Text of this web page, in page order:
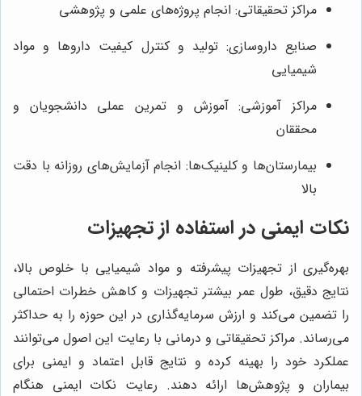
مراکز تحقیقاتی: انجام پروژه‌های علمی و پژوهشی
صنایع داروسازی: تولید و کنترل کیفیت داروها و مواد
شیمیایی
مراکز آموزشی: آموزش و تمرین عملی دانشجویان و
محققان
بیمارستان‌ها و کلینیک‌ها: انجام آزمایش‌های روزانه با دقت
بالا
نکات ایمنی در استفاده از تجهیزات
بهره‌گیری از تجهیزات پیشرفته و مواد شیمیایی با خلوص بالا،
نتایج دقیق، طول عمر بیشتر تجهیزات و کاهش خطرات احتمالی
را تضمین می‌کند و ارزش سرمایه‌گذاری در این حوزه را به حداکثر
می‌رساند. مراکز تحقیقاتی و درمانی با رعایت این اصول می‌توانند
عملکرد خود را بهینه کرده و نتایج قابل اعتماد و ایمنی برای
بیماران و پژوهش‌ها ارائه دهند. رعایت نکات ایمنی هنگام